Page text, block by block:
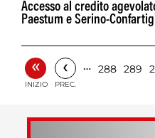
Accesso al credito
Paestum e Serino-
«
INIZIO
‹
PREC.
… 288 289